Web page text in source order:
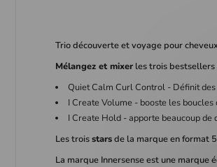
Trio découverte et voyage pour
Mélangez et mixer les trois
Quiet Calm Curl Control - Définit
I Create Volume - booste les
I Create Hold - apporte beaucoup
Les troisstarsde la marque en format
La marque Innersense est une